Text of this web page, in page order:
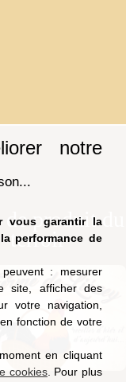
notre
vous garantir la
performance de
: mesurer
site, afficher des
votre navigation,
fonction de votre
en cliquant
cookies. Pour plus
produit du
terroir